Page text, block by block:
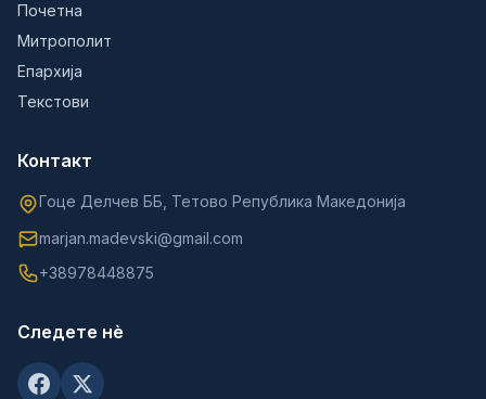
Почетна
Митрополит
Епархија
Текстови
Контакт
Гоце Делчев ББ, Тетово Република Македонија
marjan.madevski@gmail.com
+38978448875
Следете нè